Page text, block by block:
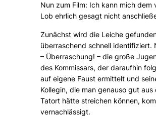
Nun zum Film: Ich kann mich dem
Lob ehrlich gesagt nicht
Zunächst wird die Leiche
überraschend schnell identifiziert.
– Überraschung! – die große
des Kommissars, der daraufhin
auf eigene Faust ermittelt und
Kollegin, die man genauso gut aus
Tatort hätte streichen können,
vernachlässigt.